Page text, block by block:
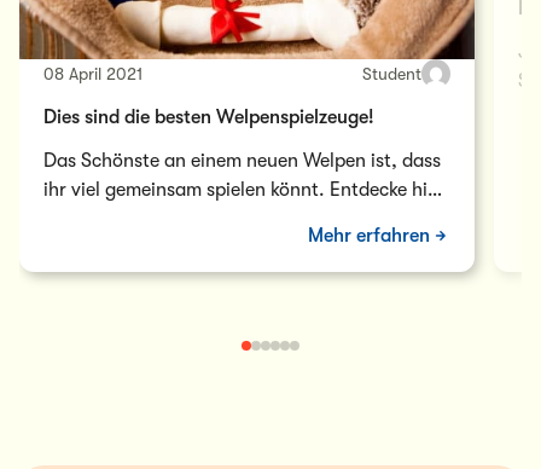
08 April 2021 Student
Dies sind die besten Welpenspielzeuge!
Das Schönste an einem neuen Welpen ist, dass
ihr viel gemeinsam spielen könnt. Entdecke hier
Mehr erfahren